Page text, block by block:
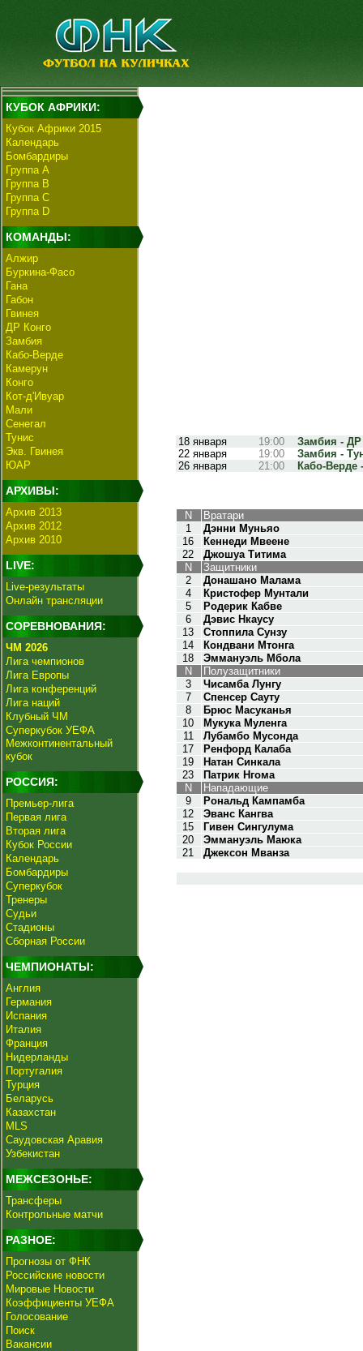
КУБОК АФРИКИ:
Кубок Африки 2015
Календарь
Бомбардиры
Группа А
Группа В
Группа C
Группа D
КОМАНДЫ:
Алжир
Буркина-Фасо
Гана
Габон
Гвинея
ДР Конго
Замбия
Кабо-Верде
Камерун
Конго
Кот-д'Ивуар
Мали
Сенегал
Тунис
Экв. Гвинея
ЮАР
АРХИВЫ:
Архив 2013
Архив 2012
Архив 2010
LIVE:
Live-результаты
Онлайн трансляции
СОРЕВНОВАНИЯ:
ЧМ 2026
Лига чемпионов
Лига Европы
Лига конференций
Лига наций
Клубный ЧМ
Суперкубок УЕФА
Межконтинентальный
кубок
РОССИЯ:
Премьер-лига
Первая лига
Вторая лига
Кубок России
Календарь
Бомбардиры
Суперкубок
Тренеры
Судьи
Стадионы
Сборная России
ЧЕМПИОНАТЫ:
Англия
Германия
Испания
Италия
Франция
Нидерланды
Португалия
Турция
Беларусь
Казахстан
MLS
Саудовская Аравия
Узбекистан
МЕЖСЕЗОНЬЕ:
Трансферы
Контрольные матчи
РАЗНОЕ:
Прогнозы от ФНК
Российские новости
Мировые Новости
Коэффициенты УЕФА
Голосование
Поиск
Вакансии
18 января 19:00
Замбия - ДР
22 января
19:00
Замбия -
26 января
21:00 Кабо-Верде
N
Вратари
1
Дэнни Муньяо
16
Кеннеди Мвеене
22
Джошуа Титима
N
Защитники
2
Донашано Малама
4
Кристофер Мунтали
5
Родерик Кабве
6
Дэвис Нкаусу
13
Стоппила Сунзу
14
Кондвани Мтонга
18
Эммануэль Мбола
N
Полузащитники
3
Чисамба Лунгу
7
Спенсер Сауту
8
Брюс Масуканья
10
Мукука Муленга
11
Лубамбо Мусонда
17
Ренфорд Калаба
19
Натан Синкала
23
Патрик Нгома
N
Нападающие
9
Рональд Кампамба
12
Эванс Кангва
15
Гивен Сингулума
20
Эммануэль Маюка
21
Джексон Мванза